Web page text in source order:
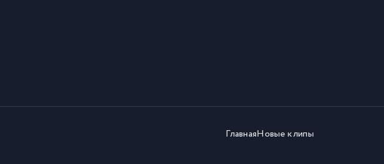
ГлавнаяНовые клипы